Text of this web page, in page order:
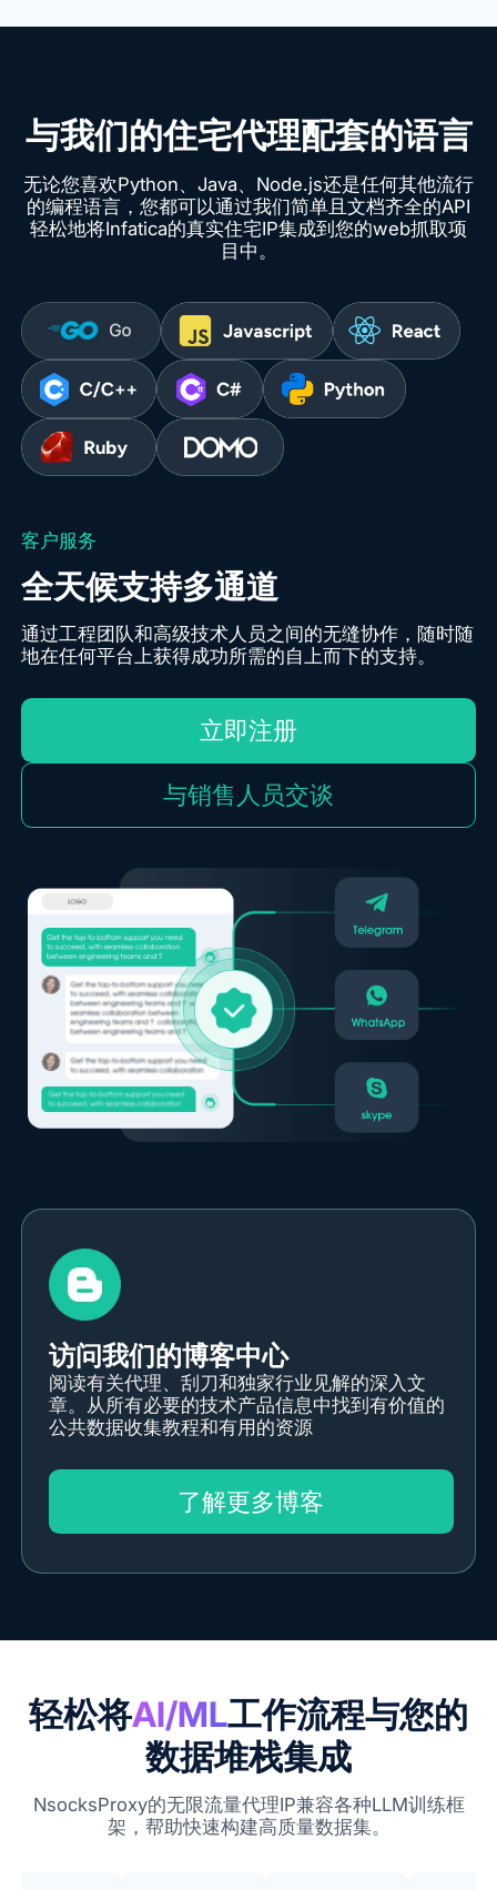
与我们的住宅代理配套的语言
无论您喜欢Python、Java、Node.js还是任何其他流行
的编程语言，您都可以通过我们简单且文档齐全的API
轻松地将Infatica的真实住宅IP集成到您的web抓取项
目中。
客户服务
全天候支持多通道
通过工程团队和高级技术人员之间的无缝协作，随时随
地在任何平台上获得成功所需的自上而下的支持。
立即注册
与销售人员交谈
访问我们的博客中心
阅读有关代理、刮刀和独家行业见解的深入文
章。从所有必要的技术产品信息中找到有价值的
公共数据收集教程和有用的资源
了解更多博客
轻松将AI/ML工作流程与您的
数据堆栈集成
NsocksProxy的无限流量代理IP兼容各种LLM训练框
架，帮助快速构建高质量数据集。